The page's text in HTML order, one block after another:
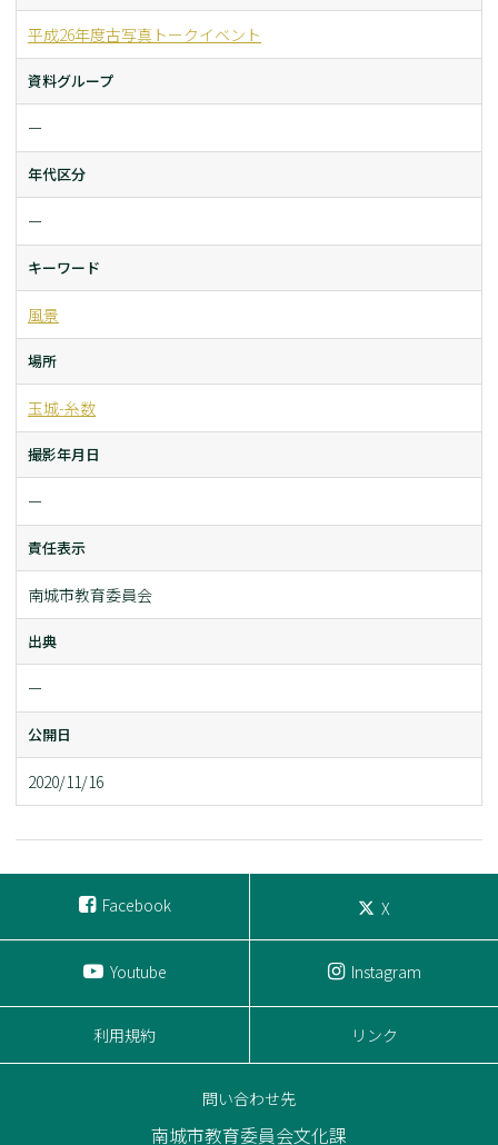
平成26年度古写真トークイベント
資料グループ
ー
年代区分
ー
キーワード
風景
場所
玉城-糸数
撮影年月日
ー
責任表示
南城市教育委員会
出典
ー
公開日
2020/11/16
Facebook X
Youtube Instagram
利用規約 リンク
問い合わせ先
南城市教育委員会文化課